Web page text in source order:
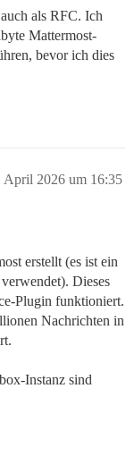
als RFC. Ich
Mattermost-
bevor ich dies
April 2026 um 16:35
erstellt (es ist ein
Dieses
Plugin funktioniert.
Nachrichten in
Instanz sind